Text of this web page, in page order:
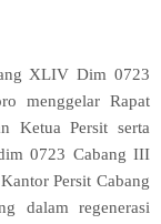
XLIV Dim 0723
menggelar Rapat
Ketua Persit serta
0723 Cabang III
Persit Cabang
dalam regenerasi